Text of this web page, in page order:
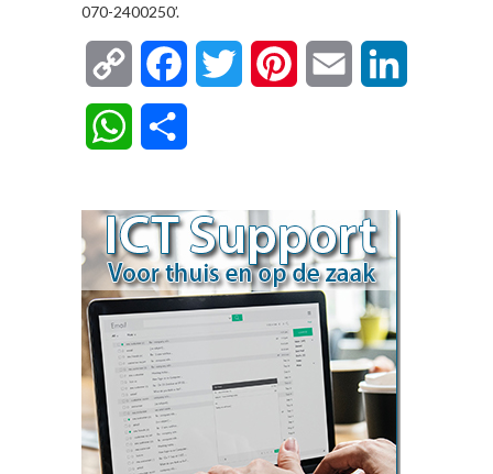
070-2400250’.
Copy
Link
FacebookTwitter Pinterest Email
WhatsApp